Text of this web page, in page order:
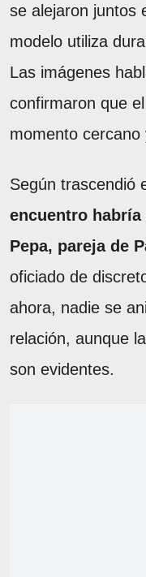
se alejaron juntos
modelo utiliza
Las imágenes
confirmaron que
momento cercano
Según trascendió
encuentro
Pepa, pareja de
oficiado de
ahora, nadie se
relación, aunque
son evidentes.